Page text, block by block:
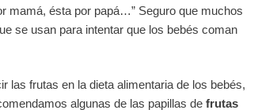
mamá, ésta por papá…” Seguro que muchos
se usan para intentar que los bebés coman
las frutas en la dieta alimentaria de los bebés,
algunas de las papillas de frutas